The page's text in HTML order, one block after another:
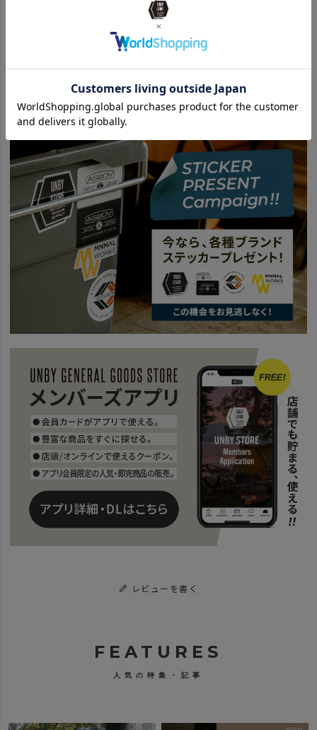
Berkley バークレー商品一覧はこちら
レビューを書く
FEATURES
人気の特集・記事